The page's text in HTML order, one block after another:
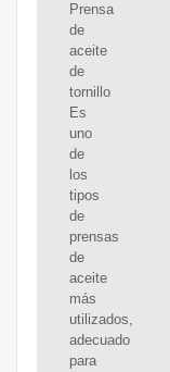
Prensa
de
aceite
de
tornillo
Es
uno
de
los
tipos
de
prensas
de
aceite
más
utilizados,
adecuado
para